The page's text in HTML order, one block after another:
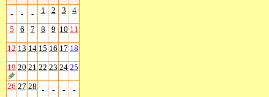
- - - 1 2 3 4
5 6 7 8 9 10 11
12 13 14 15 16 17 18
19 20 21 22 23 24 25
26 27 28 - - - -